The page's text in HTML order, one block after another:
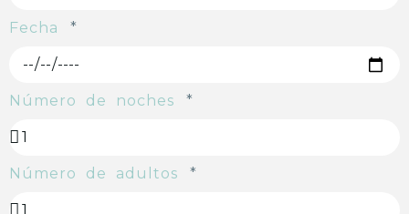
Fecha
Número de noches
Número de adultos